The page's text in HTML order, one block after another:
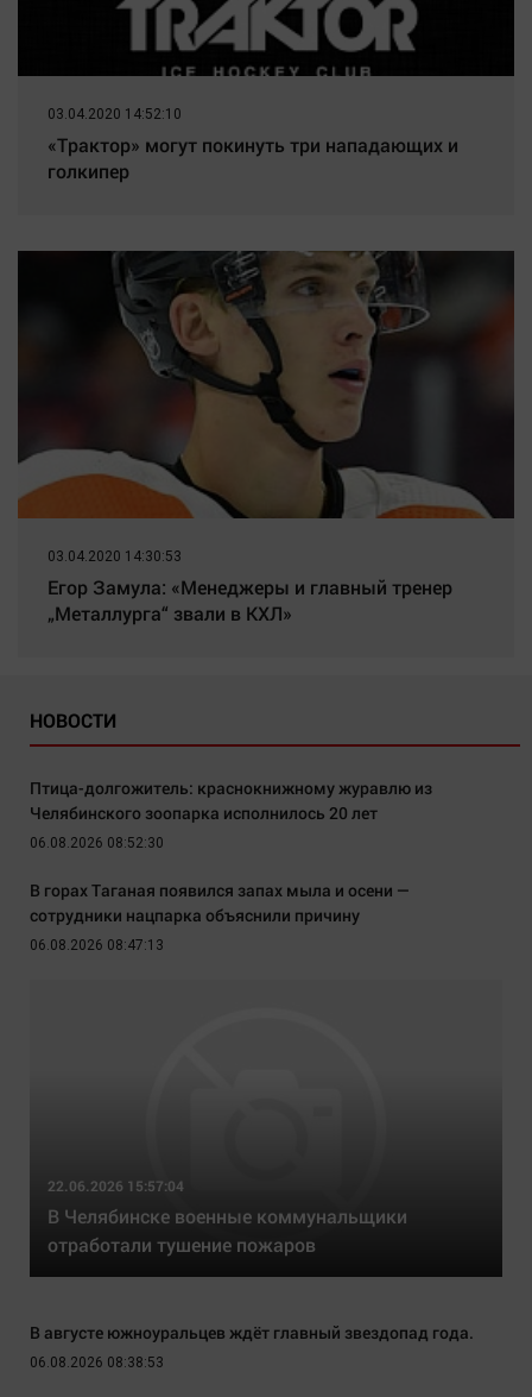
03.04.2020 14:52:10
«Трактор» могут покинуть три нападающих и
голкипер
03.04.2020 14:30:53
Егор Замула: «Менеджеры и главный тренер
„Металлурга“ звали в КХЛ»
НОВОСТИ
Птица-долгожитель: краснокнижному журавлю из
Челябинского зоопарка исполнилось 20 лет
06.08.2026 08:52:30
В горах Таганая появился запах мыла и осени —
сотрудники нацпарка объяснили причину
06.08.2026 08:47:13
22.06.2026 15:57:04
В Челябинске военные коммунальщики
отработали тушение пожаров
В августе южноуральцев ждёт главный звездопад года.
06.08.2026 08:38:53